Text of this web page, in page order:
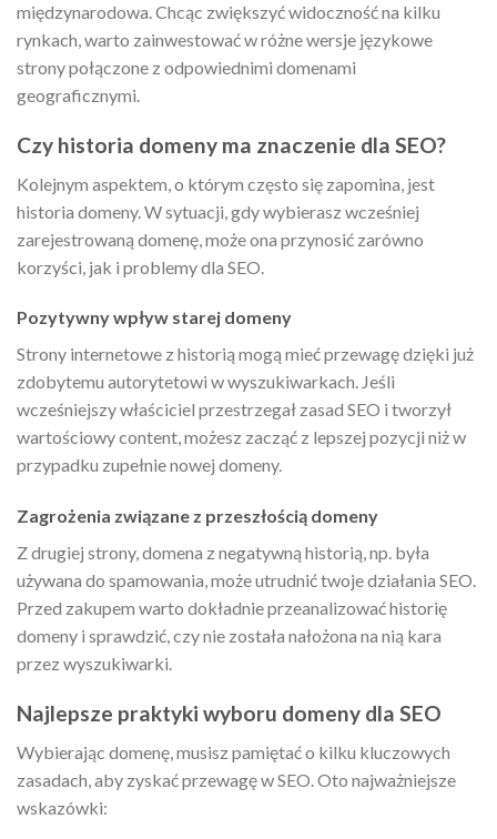
międzynarodowa. Chcąc zwiększyć widoczność na kilku
rynkach, warto zainwestować w różne wersje językowe
strony połączone z odpowiednimi domenami
geograficznymi.
Czy historia domeny ma znaczenie dla SEO?
Kolejnym aspektem, o którym często się zapomina, jest
historia domeny. W sytuacji, gdy wybierasz wcześniej
zarejestrowaną domenę, może ona przynosić zarówno
korzyści, jak i problemy dla SEO.
Pozytywny wpływ starej domeny
Strony internetowe z historią mogą mieć przewagę dzięki już
zdobytemu autorytetowi w wyszukiwarkach. Jeśli
wcześniejszy właściciel przestrzegał zasad SEO i tworzył
wartościowy content, możesz zacząć z lepszej pozycji niż w
przypadku zupełnie nowej domeny.
Zagrożenia związane z przeszłością domeny
Z drugiej strony, domena z negatywną historią, np. była
używana do spamowania, może utrudnić twoje działania SEO.
Przed zakupem warto dokładnie przeanalizować historię
domeny i sprawdzić, czy nie została nałożona na nią kara
przez wyszukiwarki.
Najlepsze praktyki wyboru domeny dla SEO
Wybierając domenę, musisz pamiętać o kilku kluczowych
zasadach, aby zyskać przewagę w SEO. Oto najważniejsze
wskazówki: